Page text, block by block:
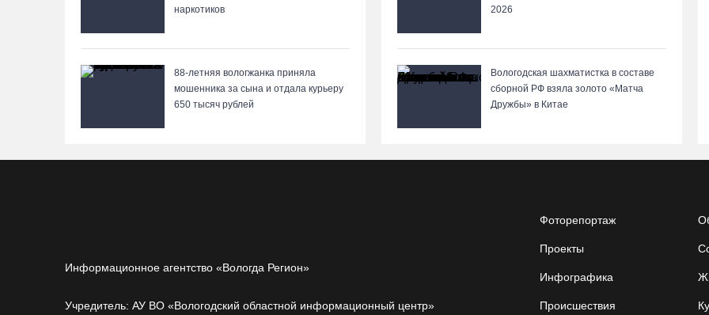
наркотиков
88-летняя вологжанка приняла
мошенника за сына и отдала курьеру
650 тысяч рублей
2026
Вологодская шахматистка в составе
сборной РФ взяла золото «Матча
Дружбы» в Китае
Информационное агентство «Вологда Регион»
Учредитель: АУ ВО «Вологодский областной информационный центр»
Фоторепортаж
Проекты
Инфографика
Происшествия